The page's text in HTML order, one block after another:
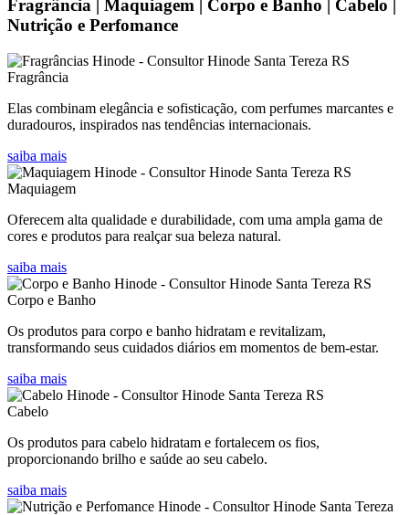
Fragrância | Maquiagem | Corpo e Banho | Cabelo |
Nutrição e Perfomance
Fragrância
Elas combinam elegância e sofisticação, com perfumes marcantes e
duradouros, inspirados nas tendências internacionais.
saiba mais
Maquiagem
Oferecem alta qualidade e durabilidade, com uma ampla gama de
cores e produtos para realçar sua beleza natural.
saiba mais
Corpo e Banho
Os produtos para corpo e banho hidratam e revitalizam,
transformando seus cuidados diários em momentos de bem-estar.
saiba mais
Cabelo
Os produtos para cabelo hidratam e fortalecem os fios,
proporcionando brilho e saúde ao seu cabelo.
saiba mais